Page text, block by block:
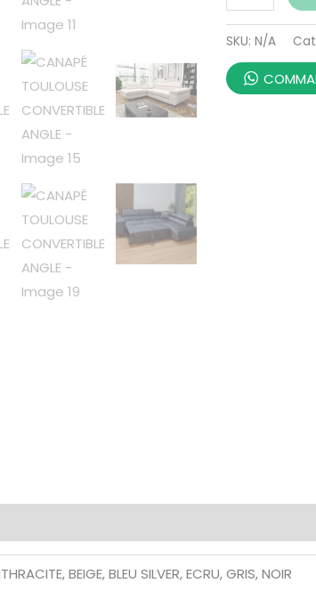
SKU: N/A
BEIGE, BLEU SILVER, ECRU, GRIS, NOIR